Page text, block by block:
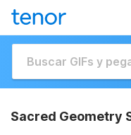
Sacred Geometry